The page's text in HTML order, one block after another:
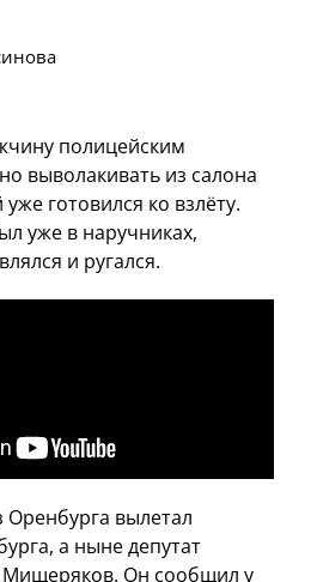
полицейским
выволакивать из салона
готовился ко взлёту.
уже в наручниках,
и ругался.
вылетал
а ныне депутат
Он сообщил у